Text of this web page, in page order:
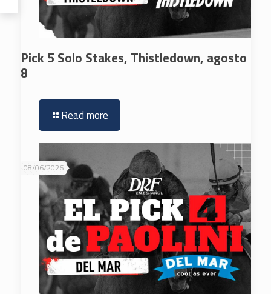
Pick 5 Solo Stakes, Thistledown, agosto
8
Read more
08/06/2026